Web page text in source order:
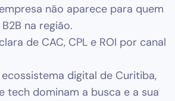
não aparece para quem
na região.
de CAC, CPL e ROI por canal
digital de Curitiba,
tech dominam a busca e a sua